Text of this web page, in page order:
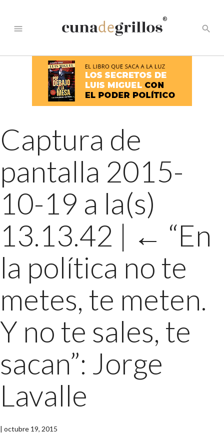
menu
®
search
Captura de
pantalla 2015-
10-19 a la(s)
13.13.42 | ← “En
la política no te
metes, te meten.
Y no te sales, te
sacan”: Jorge
Lavalle
| octubre 19, 2015